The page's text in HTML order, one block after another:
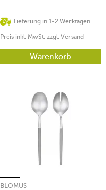
Lieferung in 1-2 Werktagen
Preis inkl. MwSt. zzgl. Versand
Warenkorb
BLOMUS